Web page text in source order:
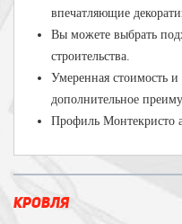
впечатляющие
Вы можете выбрать
строительства.
Умеренная стоимость
дополнительное
Профиль Монтекристо
КРОВЛЯ